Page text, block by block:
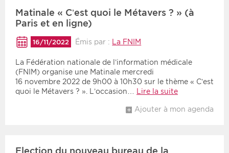
Matinale « C’est quoi le Métavers ? » (à
Paris et en ligne)
16/11/2022 Émis par : La FNIM
La Fédération nationale de l’information médicale
(FNIM) organise une Matinale mercredi
16 novembre 2022 de 9h00 à 10h30 sur le thème « C’est
quoi le Métavers ? ». L’occasion… Lire la suite
Ajouter à mon agenda